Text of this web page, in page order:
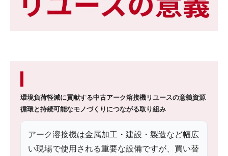
環境負荷軽減に貢献する中古アーク溶接機リユースの意義資源
循環と持続可能なモノづくりにつながる取り組み
アーク溶接機は金属加工・建設・製造など幅広
い現場で使用される重要な設備ですが、買い替